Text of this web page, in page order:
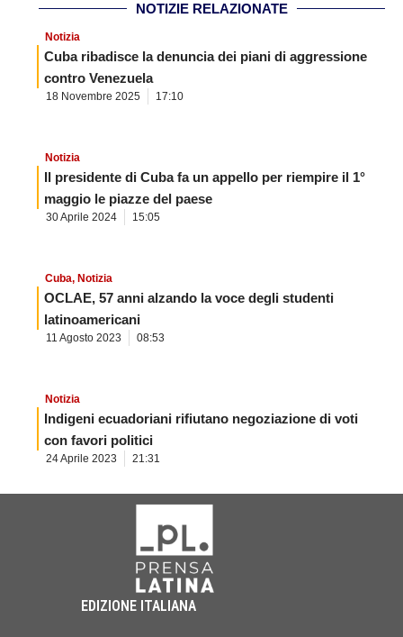
NOTIZIE RELAZIONATE
Notizia
Cuba ribadisce la denuncia dei piani di aggressione
contro Venezuela
18 Novembre 2025 17:10
Notizia
Il presidente di Cuba fa un appello per riempire il 1°
maggio le piazze del paese
30 Aprile 2024 15:05
Cuba, Notizia
OCLAE, 57 anni alzando la voce degli studenti
latinoamericani
11 Agosto 2023 08:53
Notizia
Indigeni ecuadoriani rifiutano negoziazione di voti
con favori politici
24 Aprile 2023 21:31
EDIZIONE ITALIANA